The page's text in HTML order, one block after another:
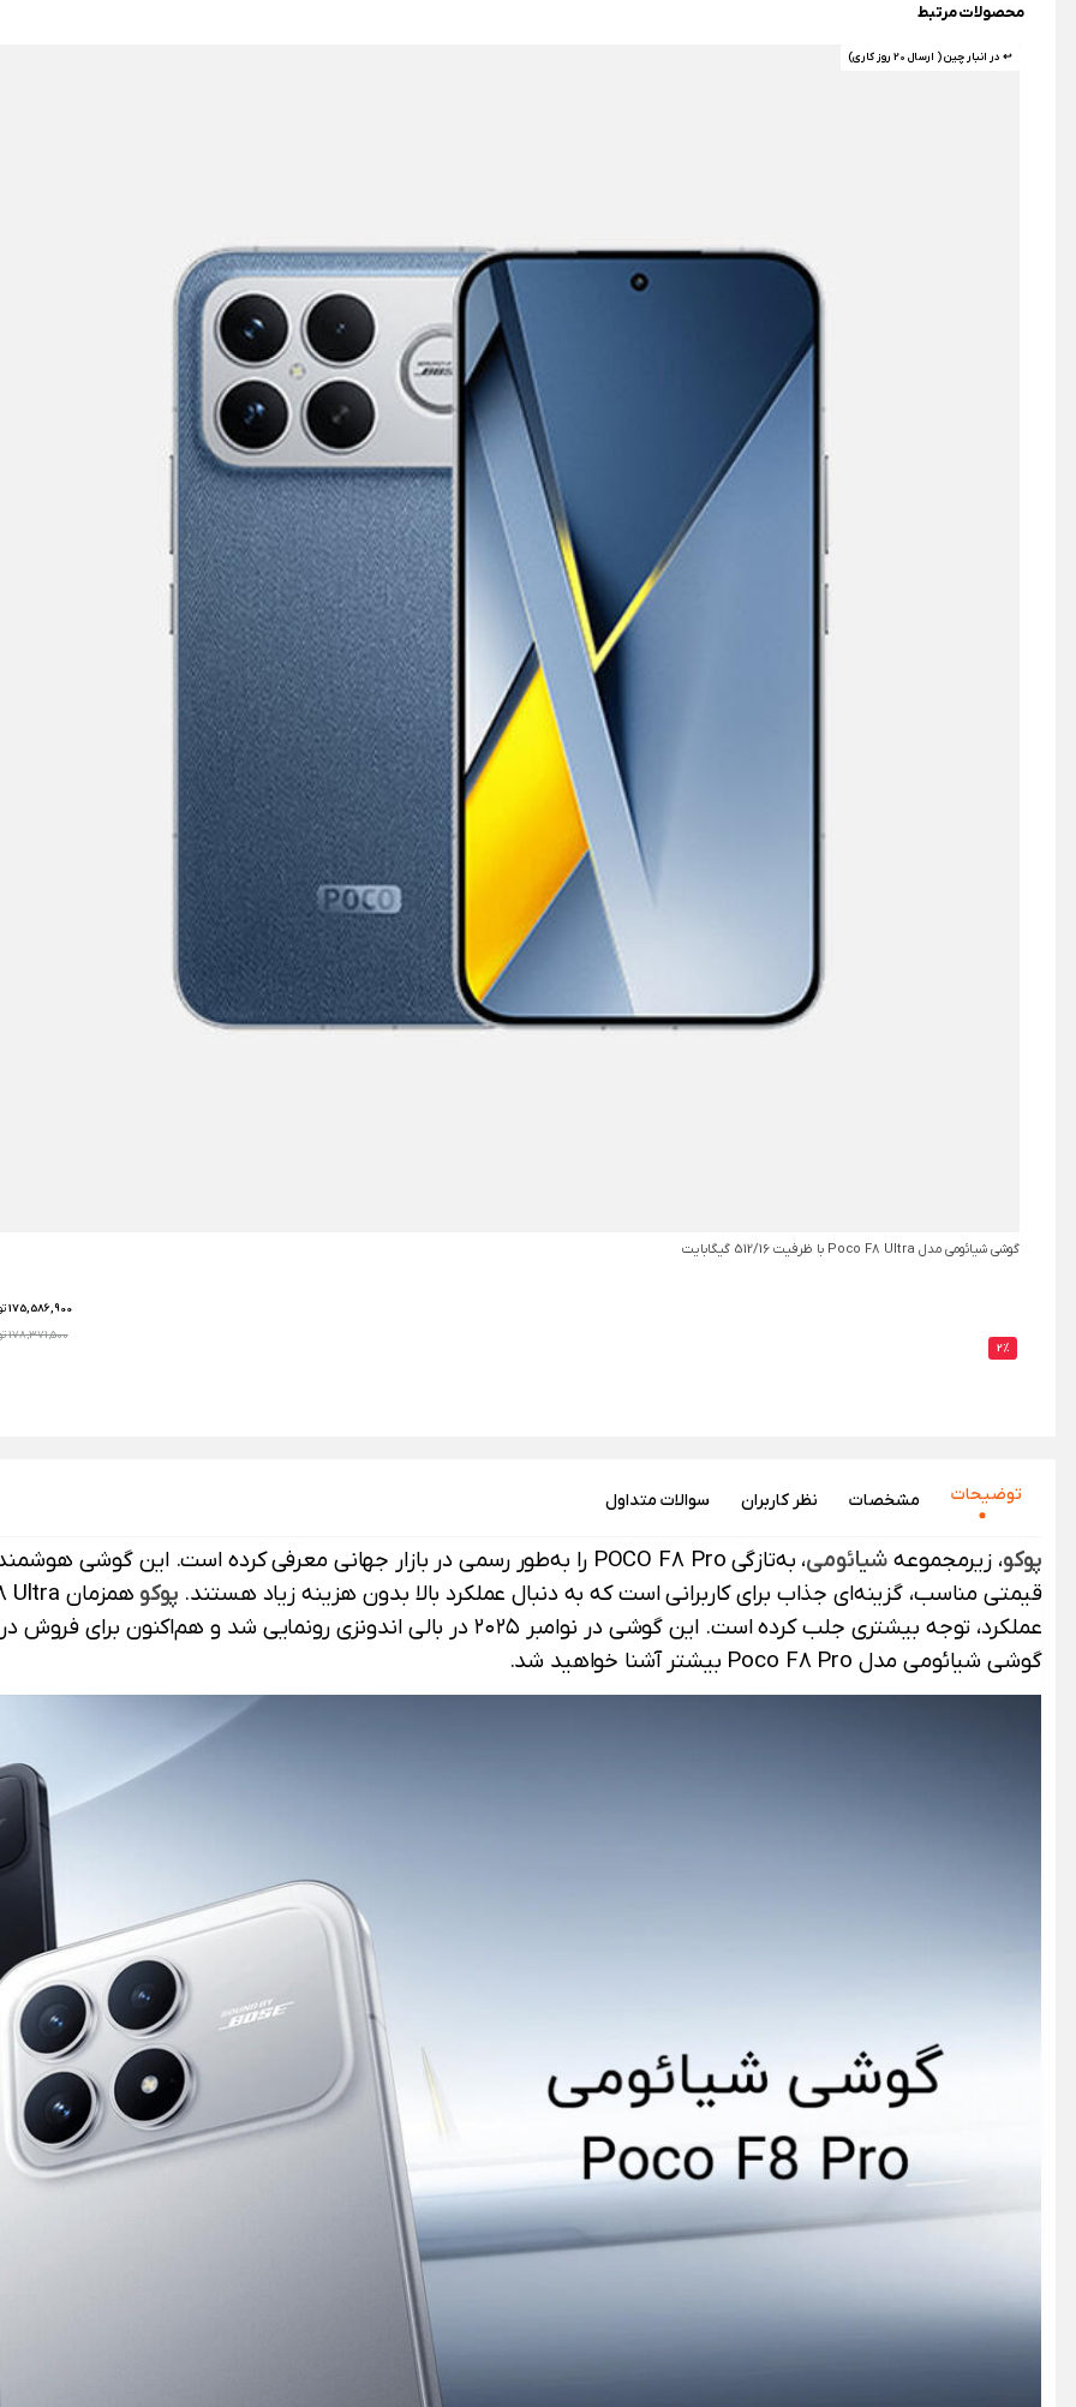
محصولات مرتبط
↩ در انبار چین ( ارسال 20 روز کاری)
گوشی شیائومی مدل Poco F8 Ultra با ظرفیت 512/16 گیگابایت
175,586,900
178,371,500 تومان
2%
توضیحات مشخصات نظر‌ کاربران سوالات متداول
پوکو، زیرمجموعه شیائومی، به‌تازگی POCO F8 Pro را به‌طور رسمی در بازار جهانی معرفی کرده است. این گوشی هوشمند که نسخه جهانی
قیمتی مناسب، گزینه‌ای جذاب برای کاربرانی است که به دنبال عملکرد بالا بدون هزینه زیاد هستند. پوکو
عملکرد، توجه بیشتری جلب کرده است. این گوشی در نوامبر ۲۰۲۵ در بالی اندونزی رونمایی شد و هم‌اکنون برای فروش در دسترس است. در ادامه این صفحه از
گوشی شیائومی مدل Poco F8 Pro بیشتر آشنا خواهید شد.